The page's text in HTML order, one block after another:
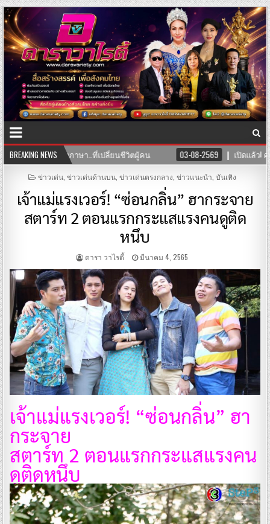
BREAKING NEWS
ตผู้คน 03-08-2569 เปิดแล้ว! คลินิก TNH แพทย์แผนจีนและแพทย์แ
POSTED
ข่าวเด่น, ข่าวเด่นด้านบน, ข่าวเด่นตรงกลาง ข่าวแนะนำ บันเทิง
เจ้าแม่แรงเวอร์! “ซ่อนกลิ่น” ฮากระจาย
สตาร์ท 2 ตอนแรกกระแสแรงคนดูติด
หนึบ
ดารา วาไรตี้ มีนาคม 4, 2565
เจ้าแม่แรงเวอร์! “ซ่อนกลิ่น” ฮา
กระจาย
สตาร์ท 2 ตอนแรกกระแสแรงคน
ดูติดหนึบ